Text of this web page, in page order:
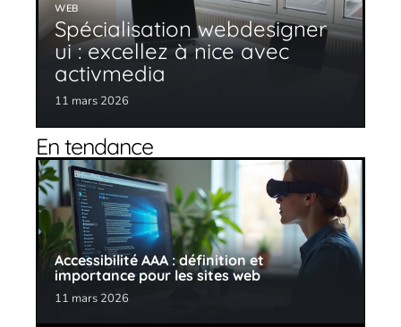
WEB
Spécialisation webdesigner
ui : excellez à nice avec
activmedia
11 mars 2026
En tendance
Accessibilité AAA : définition et
importance pour les sites web
11 mars 2026